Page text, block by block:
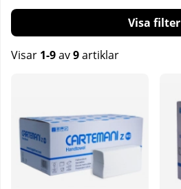
Filtrera
Visar 1-9av9artiklar